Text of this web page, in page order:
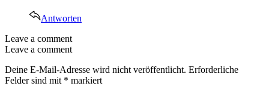
Antworten
Leave a comment
Leave a comment
Deine E-Mail-Adresse wird nicht veröffentlicht. Erforderliche
Felder sind mit * markiert